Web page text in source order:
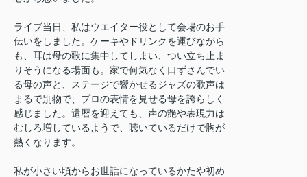
ライブ当日、私はウエイター役として会場のお手
伝いをしました。ケーキやドリンクを運びながら
も、耳は母の歌に集中してしまい、つい立ち止ま
りそうになる場面も。家で何気なく口ずさんでい
る母の声と、ステージで響かせるジャズの歌声は
まるで別物で、プロの表情を見せる母を誇らしく
感じました。還暦を迎えても、声の艶や表現力は
むしろ増しているようで、聴いているだけで胸が
熱くなります。
私が小さい頃からお世話になっているかたや初め